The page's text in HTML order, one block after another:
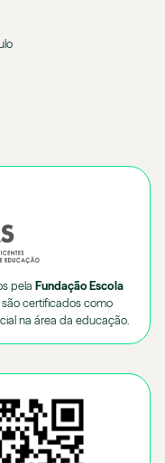
pela Fundação Escola
, são certificados como
na área da educação.